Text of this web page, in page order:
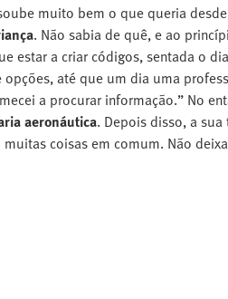
muito bem o que queria
. Não sabia de quê, e ao
estar a criar códigos, sentada o
até que um dia uma
a procurar informação.” No
aeronáutica. Depois disso, a
muitas coisas em comum. Não